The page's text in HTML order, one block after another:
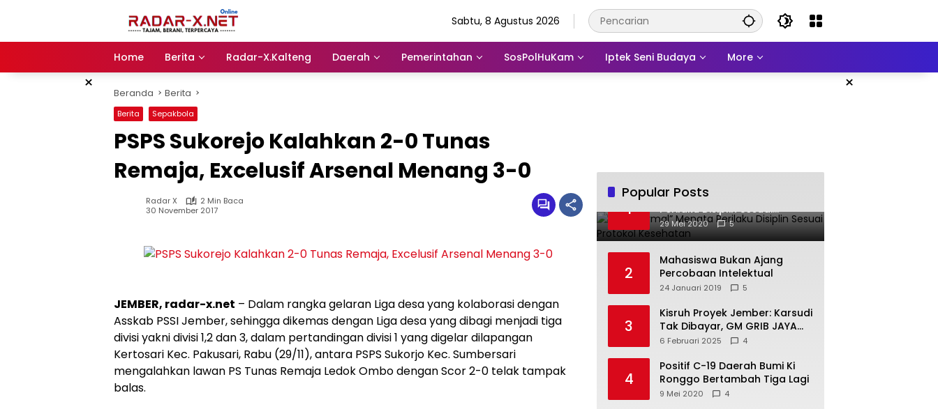
Sabtu, 8 Agustus 2026
Home Berita Radar-X.Kalteng Daerah Pemerintahan SosPolHuKam Iptek Seni Budaya More
× ×
Beranda Berita
Berita Sepakbola
PSPS Sukorejo Kalahkan 2-0 Tunas
Remaja, Excelusif Arsenal Menang 3-0
Radar X
2 Min Baca
30 November 2017
JEMBER, radar-x.net – Dalam rangka gelaran Liga desa yang kolaborasi dengan
Asskab PSSI Jember, sehingga dikemas dengan Liga desa yang dibagi menjadi tiga
divisi yakni divisi 1,2 dan 3, dalam pertandingan divisi 1 yang digelar dilapangan
Kertosari Kec. Pakusari, Rabu (29/11), antara PSPS Sukorjo Kec. Sumbersari
mengalahkan lawan PS Tunas Remaja Ledok Ombo dengan Scor 2-0 telak tampak
balas.
Popular Posts
1
“New Normal” Menata
Perilaku Disiplin Sesuai
Protokol Kesehatan
29 Mei 2020 5
2
Mahasiswa Bukan Ajang
Percobaan Intelektual
24 Januari 2019 5
3
Kisruh Proyek Jember: Karsudi
Tak Dibayar, GM GRIB JAYA
Turun Tangan!
6 Februari 2025 4
4
Positif C-19 Daerah Bumi Ki
Ronggo Bertambah Tiga Lagi
9 Mei 2020 4